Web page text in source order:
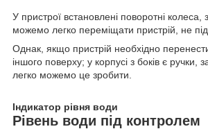
У пристрої встановлені поворотні
можемо легко переміщати пристрій, не
Однак, якщо пристрій необхідно
іншого поверху; у корпусі з боків є ручки,
легко можемо це зробити.
Індикатор рівня води
Рівень води під контролем